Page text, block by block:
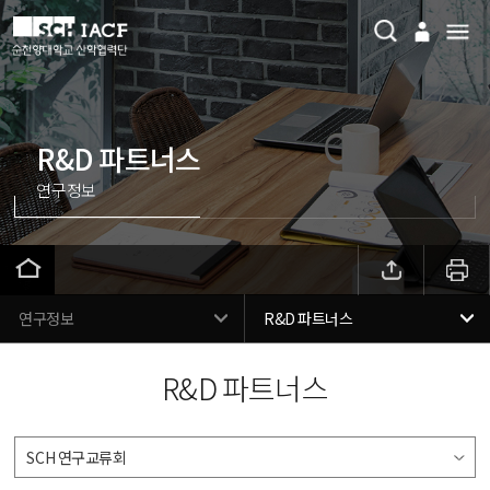
R&D 파트너스
연구정보
연구정보 R&D 파트너스
R&D 파트너스